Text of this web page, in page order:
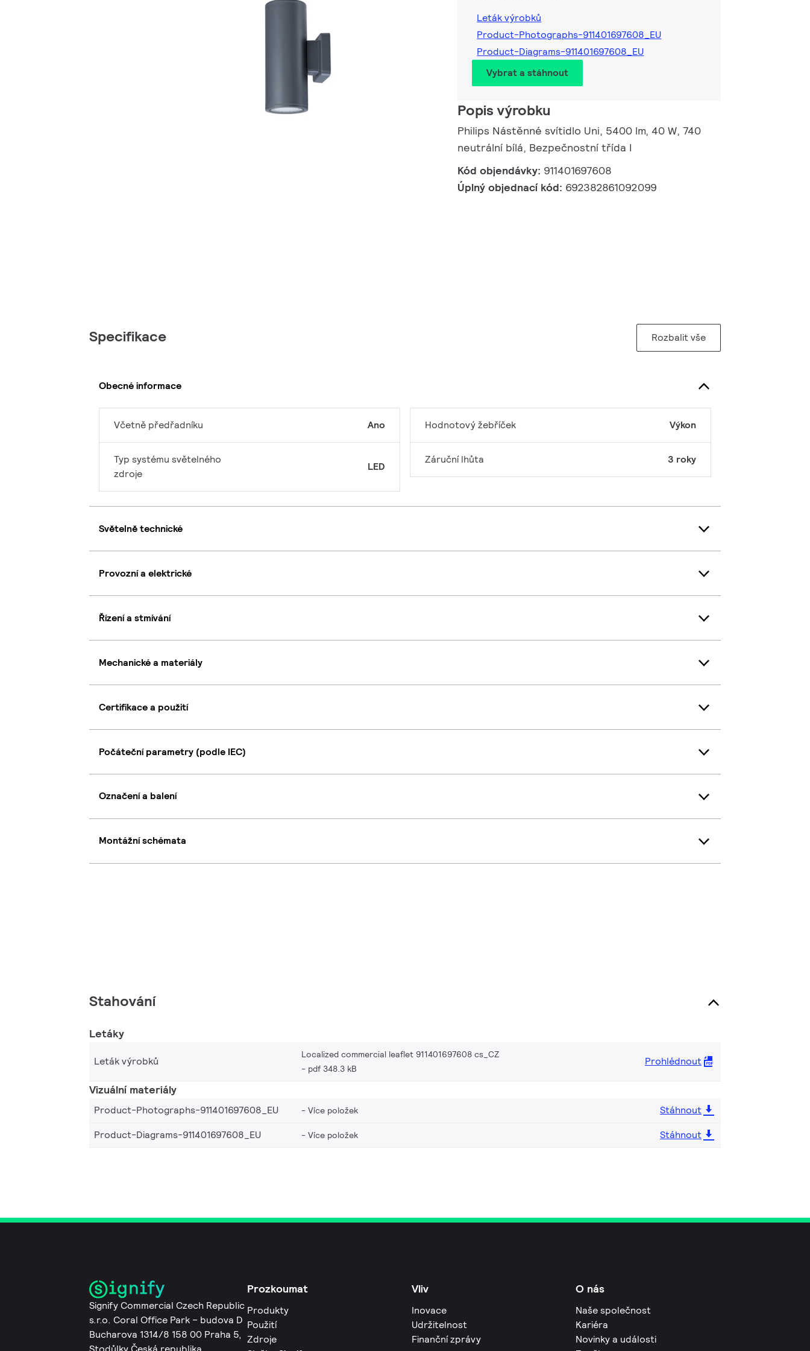
Leták výrobků
Product-Photographs-911401697608_EU
Product-Diagrams-911401697608_EU
Vybrat a stáhnout
Popis výrobku
Philips Nástěnné svítidlo Uni, 5400 lm, 40 W, 740
neutrální bílá, Bezpečnostní třída I
Kód objendávky: 911401697608
Úplný objednací kód: 692382861092099
Specifikace Rozbalit vše
Obecné informace
Včetně předřadníku Ano
Typ systému světelného
zdroje
LED
Hodnotový žebříček Výkon
Záruční lhůta 3 roky
Světelně technické
Provozní a elektrické
Řízení a stmívání
Mechanické a materiály
Certifikace a použití
Počáteční parametry (podle IEC)
Označení a balení
Montážní schémata
Stahování
Letáky
Leták výrobků
Localized commercial leaflet 911401697608 cs_CZ
pdf 348.3 kB
Prohlédnout
Vizuální materiály
Product-Photographs-911401697608_EU Více položek
Stáhnout
Product-Diagrams-911401697608_EU
Více položek Stáhnout
Signify Commercial Czech Republic
s.r.o. Coral Office Park – budova D
Bucharova 1314/8 158 00 Praha 5,
Prozkoumat
Produkty
Použití
Zdroje
Vliv
Inovace
Udržitelnost
Finanční zprávy
O nás
Naše společnost
Kariéra
Novinky a události